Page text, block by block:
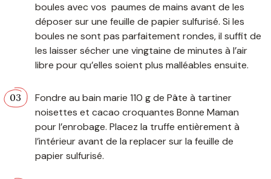
boules avec vos paumes de mains avant de les
déposer sur une feuille de papier sulfurisé. Si les
boules ne sont pas parfaitement rondes, il suffit de
les laisser sécher une vingtaine de minutes à l’air
libre pour qu’elles soient plus malléables ensuite.
Fondre au bain marie 110 g de Pâte à tartiner
noisettes et cacao croquantes Bonne Maman
pour l’enrobage. Placez la truffe entièrement à
l’intérieur avant de la replacer sur la feuille de
papier sulfurisé.